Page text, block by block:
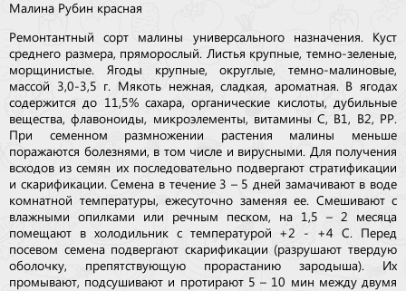
Малина Рубин красная
Ремонтантный сорт малины универсального назначения. Куст
среднего размера, пряморослый. Листья крупные, темно-зеленые,
морщинистые. Ягоды крупные, округлые, темно-малиновые,
массой 3,0-3,5 г. Мякоть нежная, сладкая, ароматная. В ягодах
содержится до 11,5% сахара, органические кислоты, дубильные
вещества, флавоноиды, микроэлементы, витамины С, В1, В2, РР.
При семенном размножении растения малины меньше
поражаются болезнями, в том числе и вирусными. Для получения
всходов из семян их последовательно подвергают стратификации
и скарификации. Семена в течение 3 – 5 дней замачивают в воде
комнатной температуры, ежесуточно заменяя ее. Смешивают с
влажными опилками или речным песком, на 1,5 – 2 месяца
помещают в холодильник с температурой +2 - +4 С. Перед
посевом семена подвергают скарификации (разрушают твердую
оболочку, препятствующую прорастанию зародыша). Их
промывают, подсушивают и протирают 5 – 10 мин между двумя